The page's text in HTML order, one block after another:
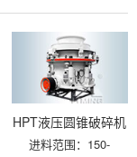
HPT液压圆锥破碎机
进料范围：150-